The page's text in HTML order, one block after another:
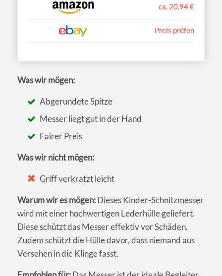
ca. 20,94 €
Preis prüfen
Was wir mögen:
Abgerundete Spitze
Messer liegt gut in der Hand
Fairer Preis
Was wir nicht mögen:
Griff verkratzt leicht
Warum wir es mögen:Dieses Kinder-Schnitzmesser
wird mit einer hochwertigen Lederhülle geliefert.
Diese schützt das Messer effektiv vor Schäden.
Zudem schützt die Hülle davor, dass niemand aus
Versehen in die Klinge fasst.